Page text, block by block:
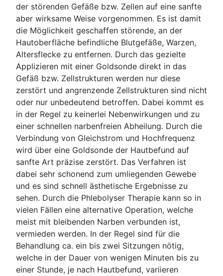
der störenden Gefäße bzw. Zellen auf eine sanfte
aber wirksame Weise vorgenommen. Es ist damit
die Möglichkeit geschaffen störende, an der
Hautoberfläche befindliche Blutgefäße, Warzen,
Altersflecke zu entfernen. Durch das gezielte
Applizieren mit einer Goldsonde direkt in das
Gefäß bzw. Zellstrukturen werden nur diese
zerstört und angrenzende Zellstrukturen sind nicht
oder nur unbedeutend betroffen. Dabei kommt es
in der Regel zu keinerlei Nebenwirkungen und zu
einer schnellen narbenfreien Abheilung. Durch die
Verbindung von Gleichstrom und Hochfrequenz
wird über eine Goldsonde der Hautbefund auf
sanfte Art präzise zerstört. Das Verfahren ist
dabei sehr schonend zum umliegenden Gewebe
und es sind schnell ästhetische Ergebnisse zu
sehen. Durch die Phlebolyser Therapie kann so in
vielen Fällen eine alternative Operation, welche
meist mit bleibenden Narben verbunden ist,
vermieden werden. In der Regel sind für die
Behandlung ca. ein bis zwei Sitzungen nötig,
welche in der Dauer von wenigen Minuten bis zu
einer Stunde, je nach Hautbefund, variieren